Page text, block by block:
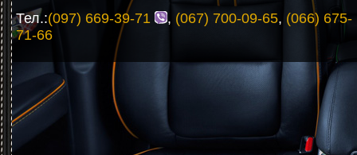
Тел.:(097) 669-39-71 , (067) 700-09-65, (066) 675-
71-66